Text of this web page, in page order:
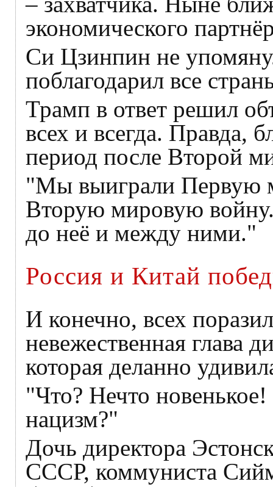
экономического
Си Цзинпин не
поблагодарил все
Трамп в ответ решил
всех и всегда. Правда,
период после Второй
"Мы выиграли Первую
Вторую мировую
до неё и между ними."
Россия и Китай
И конечно, всех
невежественная глава
которая деланно
"Что? Нечто
нацизм?"
Дочь директора
СССР, коммуниста